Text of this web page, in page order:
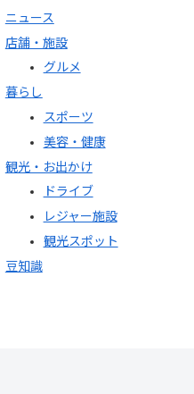
ニュース
店舗・施設
グルメ
暮らし
スポーツ
美容・健康
観光・お出かけ
ドライブ
レジャー施設
観光スポット
豆知識